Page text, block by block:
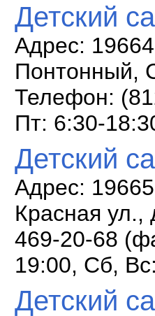
Детский
Адрес:
Понтонный,
Телефон:
Пт: 6:30-
Детский
Адрес:
Красная
469-20-68
19:00, Сб,
Детский